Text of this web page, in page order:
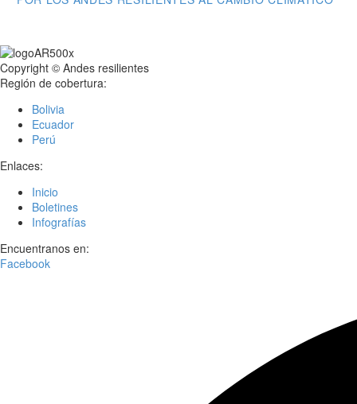
DE
Copyright © Andes resilientes
Región de cobertura:
Bolivia
Ecuador
Perú
Enlaces:
Inicio
Boletines
Infografías
Encuentranos en:
Facebook